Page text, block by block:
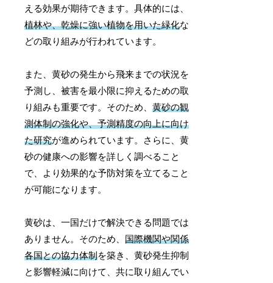
える効果が期待できます。具体的には、
植林や、乾燥に強い植物を用いた緑化な
どの取り組みが行われています。
また、黄砂の発生から飛来までの状況を
予測し、被害を最小限に抑えるための取
り組みも重要です。そのため、黄砂の観
測体制の強化や、予測精度の向上に向け
た研究が進められています。さらに、黄
砂の健康への影響を詳しく調べること
で、より効果的な予防対策を立てること
が可能になります。
黄砂は、一国だけで解決できる問題では
ありません。そのため、国際機関や関係
各国との協力体制を築き、黄砂発生抑制
と影響軽減に向けて、共に取り組んでい